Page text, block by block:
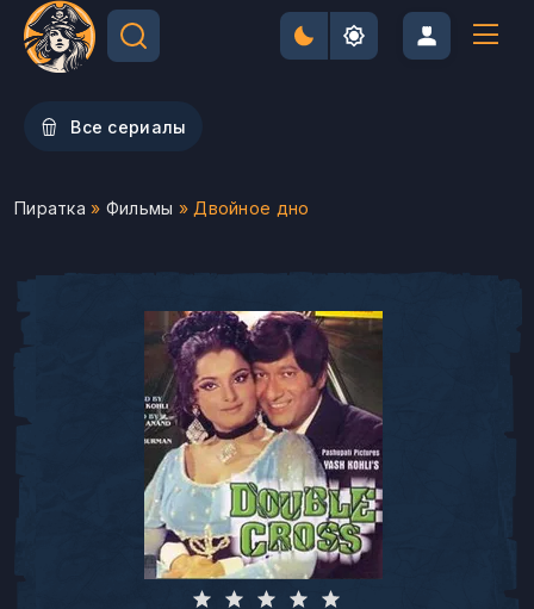
Все сериалы
Пиратка » Фильмы » Двойное дно